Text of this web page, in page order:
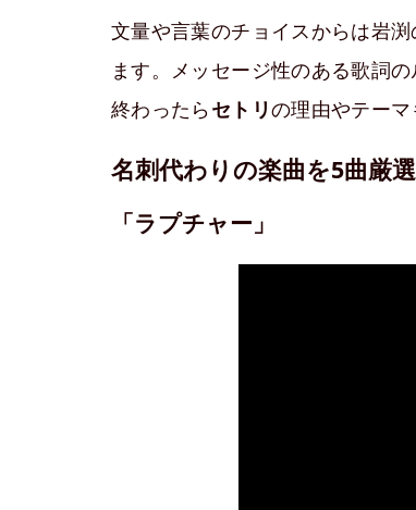
文量や言葉のチョイスからは岩
ます。メッセージ性のある歌詞
終わったらセトリの理由やテーマ
名刺代わりの楽曲を5曲厳選
「ラプチャー」